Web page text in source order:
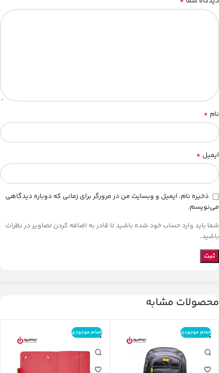
نام *
ایمیل *
ذخیره نام، ایمیل و وبسایت من در مرورگر برای زمانی که دوباره دیدگاهی
می‌نویسم.
شما باید وارد حساب خود شده باشید تا قادر به اضافه کردن تصاویر در نظرات
باشید.
محصولات مشابه
اتمام موجودی اتمام موجودی